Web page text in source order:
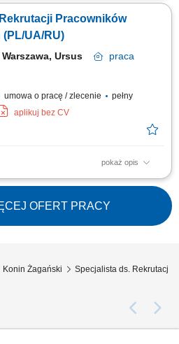
kompetencji; Tworzenie i
świeżo zatrudnionych osób do
Pracowników
UA/RU)
Warszawa, Ursus
praca
umowa o pracę / zlecenie
pełny
aplikuj bez CV
pokaż opis
i rekrutacja kandydatów z
procesów rekrutacyjnych
kandydata, przeprowadzanie
kandydatów, budowanie bazy
OFERT PRACY
Konin Żagański Specjalista ds. Rekrutacji